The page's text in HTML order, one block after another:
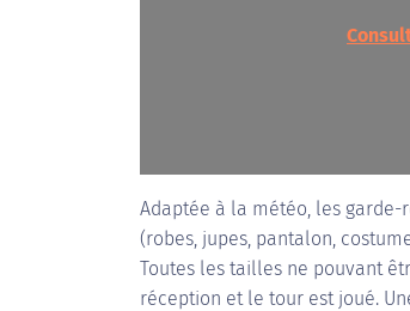
Adaptée à la météo, les garde-
(robes, jupes, pantalon,
Toutes les tailles ne pouvant
réception et le tour est joué.